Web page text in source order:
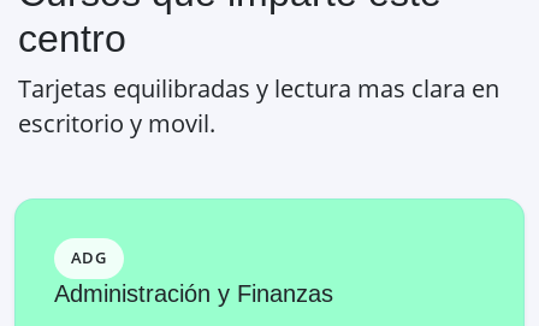
centro
Tarjetas equilibradas y lectura mas clara en
escritorio y movil.
ADG
Administración y Finanzas